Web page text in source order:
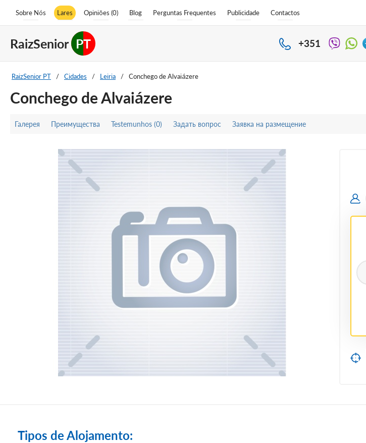
Sobre Nós Lares Opiniões (0) Blog Perguntas Frequentes Publicidade Contactos
RaizSenior PT +351
RaizSenior PT / Cidades / Leiria / Conchego de Alvaiázere
Conchego de Alvaiázere
Галерея Преимущества Testemunhos (0) Задать вопрос Заявка на размещение
Tipos de Alojamento: